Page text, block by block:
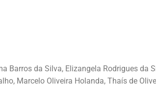
Barros da Silva, Elizangela Rodrigues da
Marcelo Oliveira Holanda, Thaís de